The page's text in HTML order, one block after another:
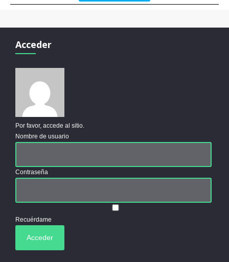
Acceder
Por favor, accede al sitio.
Nombre de usuario
Contraseña
Recuérdame